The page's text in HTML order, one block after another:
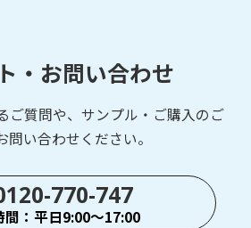
・お問い合わせ
ご質問や、サンプル・ご購入の ご
い合わせください。
770-747
間：平日9:00～17:00